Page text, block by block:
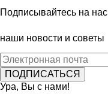
Подписывайтесь на нас
наши новости и советы
Ура, Вы с нами!